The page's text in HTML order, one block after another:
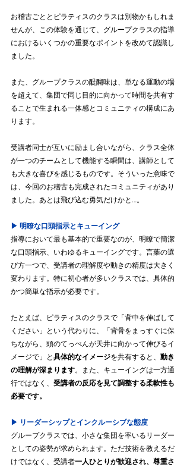
お稽古ごととピラティスのクラスは別物かもしれま
せんが、この体験を通じて、グループクラスの指導
におけるいくつかの重要なポイントを改めて認識し
ました。
また、グループクラスの醍醐味は、単なる運動の場
を超えて、集団で同じ目的に向かって時間を共有す
ることで生まれる一体感とコミュニティの構成にあ
ります。
受講者同士が互いに励まし合いながら、クラス全体
が一つのチームとして機能する瞬間は、講師として
も大きな喜びを感じるものです。そういった意味で
は、今回のお稽古も完成されたコミュニティがあり
ました。あとは飛び込む勇気だけかと…。
▶︎ 明瞭な口頭指示とキューイング
指導において最も基本的で重要なのが、明瞭で簡潔
な口頭指示、いわゆるキューイングです。言葉の選
び方一つで、受講者の理解度や動きの精度は大きく
変わります。特に初心者が多いクラスでは、具体的
かつ簡単な指示が必要です。
たとえば、ピラティスのクラスで「背中を伸ばして
ください」という代わりに、「背骨をまっすぐに保
ちながら、頭のてっぺんが天井に向かって伸びるイ
メージで」と具体的なイメージを共有すると、 動き
の理解が深まります。また、キューイングは一方通
行ではなく、 受講者の反応を見て調整する柔軟性も
必要です。
▶︎ リーダーシップとインクルーシブな態度
グループクラスでは、小さな集団を率いるリーダー
としての姿勢が求められます。ただ技術を教えるだ
けではなく、受講者一人ひとりが歓迎され、尊重さ